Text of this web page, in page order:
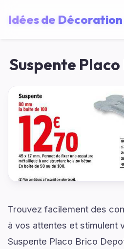
Idées de Décoration
Suspente
Trouvez facilement des
à vos attentes et stimulent
Suspente Placo Brico